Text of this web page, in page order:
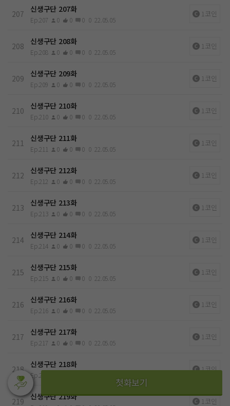
207 신생구단 207화
Ep.207 0 0 0 0 22.05.05
1코인
208 신생구단 208화
Ep.208 0 0 0 0 22.05.05
1코인
209 신생구단 209화
Ep.209 0 0 0 0 22.05.05
1코인
210 신생구단 210화
Ep.210 0 0 0 0 22.05.05
1코인
211 신생구단 211화
Ep.211 0 0 0 0 22.05.05
1코인
212 신생구단 212화
Ep.212 0 0 0 0 22.05.05
1코인
213 신생구단 213화
Ep.213 0 0 0 0 22.05.05
1코인
214 신생구단 214화
Ep.214 0 0 0 0 22.05.05
1코인
215 신생구단 215화
Ep.215 0 0 0 0 22.05.05
1코인
216 신생구단 216화
Ep.216 0 0 0 0 22.05.05
1코인
217 신생구단 217화
Ep.217 0 0 0 0 22.05.05
1코인
218 신생구단 218화
Ep.218
1코인
219 신생구단 219화 1코인